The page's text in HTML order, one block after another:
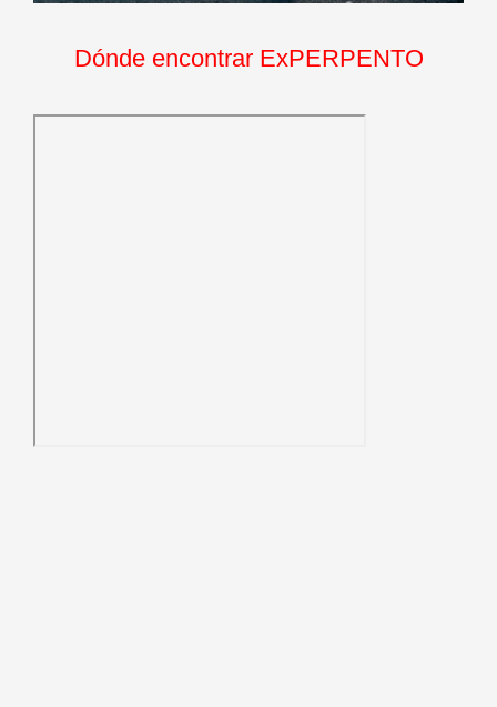
Dónde encontrar ExPERPENTO